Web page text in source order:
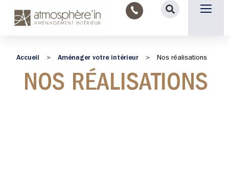
Accueil > Aménager votre intérieur > Nos réalisations
NOS RÉALISATIONS